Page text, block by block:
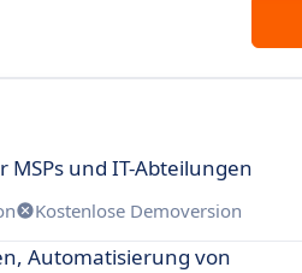
und IT-Abteilungen
Kostenlose Demoversion
Automatisierung von